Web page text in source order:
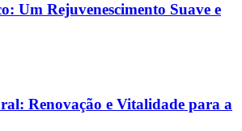
Um Rejuvenescimento Suave e
Renovação e Vitalidade para a